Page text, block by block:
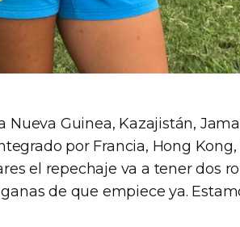
Nueva Guinea, Kazajistán,
por Francia, Hong
el repechaje va a tener dos
de que empiece ya.